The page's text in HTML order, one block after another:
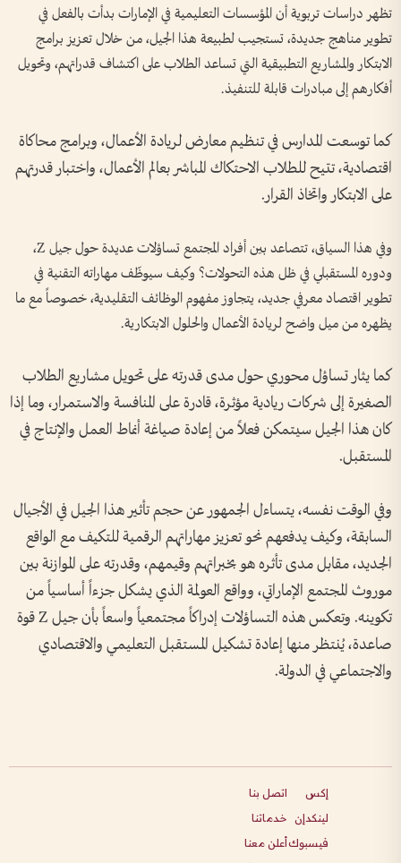
تظهر دراسات تربوية أن المؤسسات التعليمية في الإمارات بدأت بالفعل في
تطوير مناهج جديدة، تستجيب لطبيعة هذا الجيل، من خلال تعزيز برامج
الابتكار والمشاريع التطبيقية التي تساعد الطلاب على اكتشاف قدراتهم، وتحويل
أفكارهم إلى مبادرات قابلة للتنفيذ.
كما توسعت المدارس في تنظيم معارض لريادة الأعمال، وبرامج محاكاة
اقتصادية، تتيح للطلاب الاحتكاك المباشر بعالم الأعمال، واختبار قدرتهم
على الابتكار واتخاذ القرار.
وفي هذا السياق، تتصاعد بين أفراد المجتمع تساؤلات عديدة حول جيل Z،
ودوره المستقبلي في ظل هذه التحولات؟ وكيف سيوظّف مهاراته التقنية في
تطوير اقتصاد معرفي جديد، يتجاوز مفهوم الوظائف التقليدية، خصوصاً مع ما
يظهره من ميل واضح لريادة الأعمال والحلول الابتكارية.
كما يثار تساؤل محوري حول مدى قدرته على تحويل مشاريع الطلاب
الصغيرة إلى شركات ريادية مؤثرة، قادرة على المنافسة والاستمرار، وما إذا
كان هذا الجيل سيتمكن فعلاً من إعادة صياغة أنماط العمل والإنتاج في
المستقبل.
وفي الوقت نفسه، يتساءل الجمهور عن حجم تأثير هذا الجيل في الأجيال
السابقة، وكيف يدفعهم نحو تعزيز مهاراتهم الرقمية للتكيف مع الواقع
الجديد، مقابل مدى تأثره هو بخبراتهم وقيمهم، وقدرته على الموازنة بين
موروث المجتمع الإماراتي، وواقع العولمة الذي يشكل جزءاً أساسياً من
تكوينه. وتعكس هذه التساؤلات إدراكاً مجتمعياً واسعاً بأن جيل Z قوة
صاعدة، يُنتظر منها إعادة تشكيل المستقبل التعليمي والاقتصادي
والاجتماعي في الدولة.
إكس
لينكدإن
فيسبوك
اتصل بنا
خدماتنا
أعلن معنا